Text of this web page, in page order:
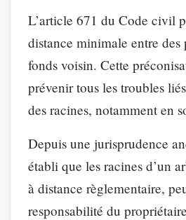
L’article 671 du Code civil
distance minimale entre des
fonds voisin. Cette
prévenir tous les troubles
des racines, notamment en
Depuis une jurisprudence
établi que les racines d’un
à distance règlementaire,
responsabilité du